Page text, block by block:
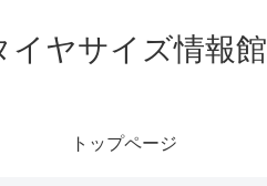
イヤサイズ情報館
トップページ